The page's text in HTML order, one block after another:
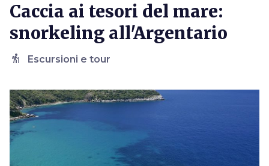
Caccia ai tesori del mare:
snorkeling all'Argentario
hiking Escursioni e tour